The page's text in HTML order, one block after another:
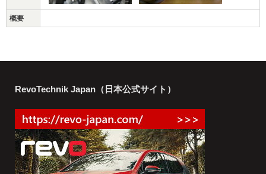
概要
RevoTechnik Japan（日本公式サイト）